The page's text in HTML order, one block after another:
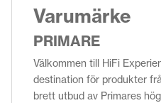
Varumärke
PRIMARE
Välkommen till HiFi
destination för produkter
brett utbud av Primares